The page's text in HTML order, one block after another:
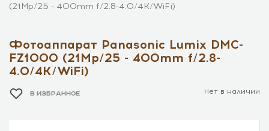
(21Mp/25 - 400mm f/2.8-4.0/4K/WiFi)
Фотоаппарат Panasonic Lumix DMC-
FZ1000 (21Mp/25 - 400mm f/2.8-
4.0/4K/WiFi)
В ИЗБРАННОЕ Нет в наличии